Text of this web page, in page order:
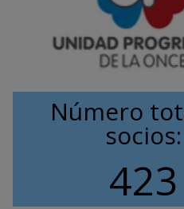
Número
socios:
423